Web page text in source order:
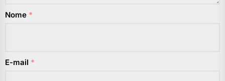
Nome *
E-mail *